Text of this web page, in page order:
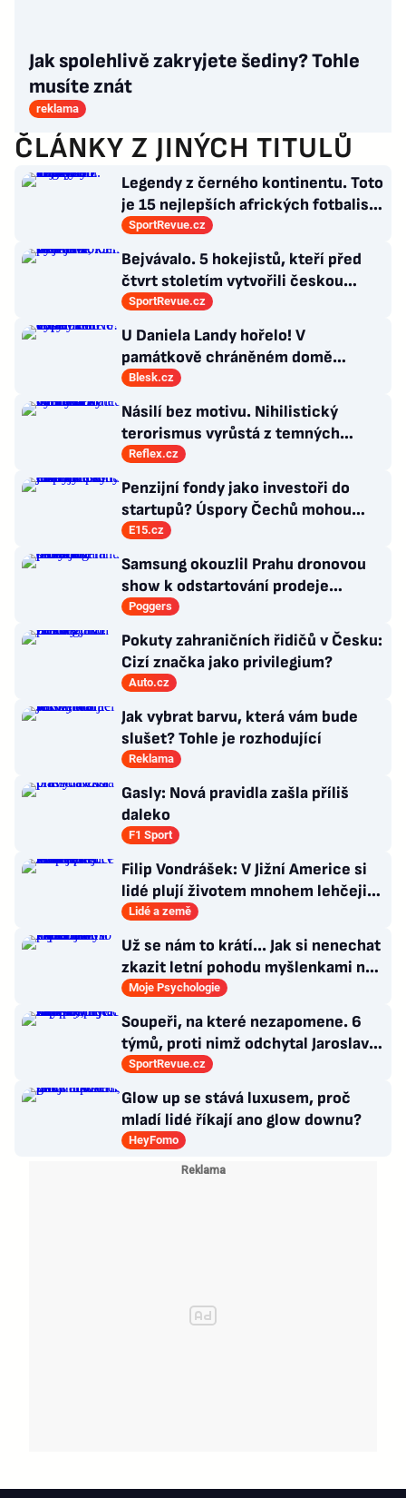
Jak spolehlivě zakryjete šediny? Tohle
musíte znát
reklama
ČLÁNKY Z JINÝCH TITULŮ
Legendy z černého kontinentu. Toto
je 15 nejlepších afrických fotbalistů
všech dob
SportRevue.cz
Bejvávalo. 5 hokejistů, kteří před
čtvrt stoletím vytvořili českou
kolonii v Ottawě
SportRevue.cz
U Daniela Landy hořelo! V
památkově chráněném domě
vypalovali vosy
Blesk.cz
Násilí bez motivu. Nihilistický
terorismus vyrůstá z temných
koutů internetu a míří i na malé děti
Reflex.cz
Penzijní fondy jako investoři do
startupů? Úspory Čechů mohou
rozhýbat ekonomický růst
E15.cz
Samsung okouzlil Prahu dronovou
show k odstartování prodeje
nových produktů
Poggers
Pokuty zahraničních řidičů v Česku:
Cizí značka jako privilegium?
Auto.cz
Jak vybrat barvu, která vám bude
slušet? Tohle je rozhodující
Reklama
Gasly: Nová pravidla zašla příliš
daleko
F1 Sport
Filip Vondrášek: V Jižní Americe si
lidé plují životem mnohem lehčeji,
věci tolik neřeší
Lidé a země
Už se nám to krátí... Jak si nenechat
zkazit letní pohodu myšlenkami na
zářijový zápřah?
Moje Psychologie
Soupeři, na které nezapomene. 6
týmů, proti nimž odchytal Jaroslav
Drobný nejvíc zápasů v kariéře
SportRevue.cz
Glow up se stává luxusem, proč
mladí lidé říkají ano glow downu?
HeyFomo